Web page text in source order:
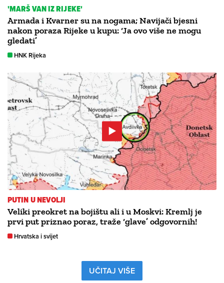
'MARŠ VAN IZ RIJEKE'
Armada i Kvarner su na nogama; Navijači bjesni
nakon poraza Rijeke u kupu: ‘Ja ovo više ne mogu
gledati’
HNK Rijeka
PUTIN U NEVOLJI
Veliki preokret na bojištu ali i u Moskvi: Kremlj je
prvi put priznao poraz, traže ‘glave’ odgovornih!
Hrvatska i svijet
UČITAJ VIŠE